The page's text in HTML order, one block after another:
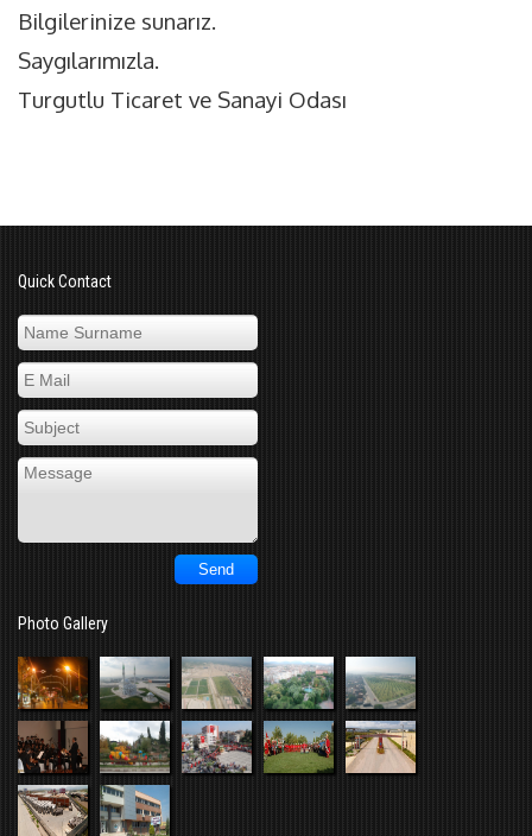
Bilgilerinize sunarız.
Saygılarımızla.
Turgutlu Ticaret ve Sanayi Odası
Quick Contact
Photo Gallery